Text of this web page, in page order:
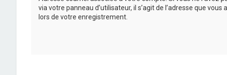
via votre panneau d’utilisateur, il s’agit de l’adresse que vous
lors de votre enregistrement.